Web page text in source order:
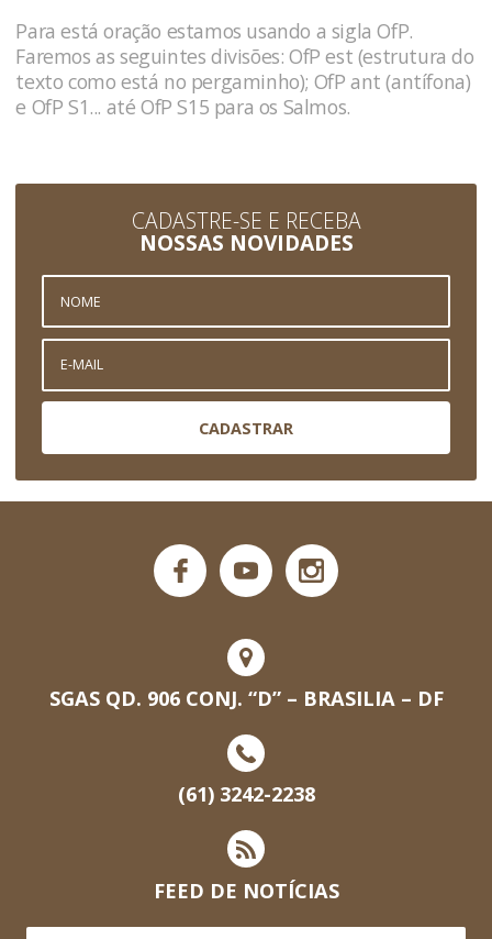
Para está oração estamos usando a sigla OfP.
Faremos as seguintes divisões: OfP est (estrutura do
texto como está no pergaminho); OfP ant (antífona)
e OfP S1... até OfP S15 para os Salmos.
CADASTRE-SE E RECEBA
NOSSAS NOVIDADES
CADASTRAR
SGAS QD. 906 CONJ. “D” – BRASILIA – DF
(61) 3242-2238
FEED DE NOTÍCIAS